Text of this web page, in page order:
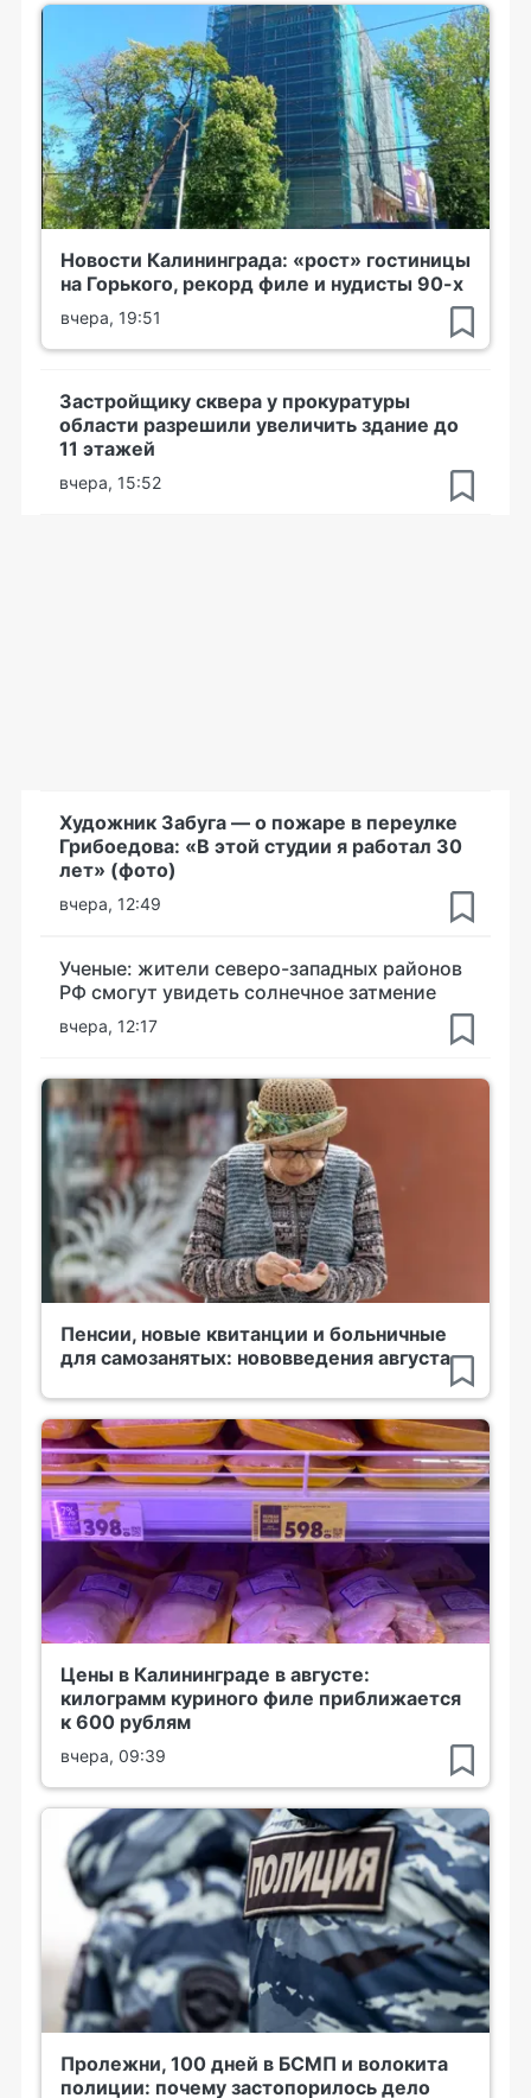
Новости Калининграда: «рост» гостиницы
на Горького, рекорд филе и нудисты 90-х
вчера, 19:51
Застройщику сквера у прокуратуры
области разрешили увеличить здание до
11 этажей
вчера, 15:52
Художник Забуга — о пожаре в переулке
Грибоедова: «В этой студии я работал 30
лет» (фото)
вчера, 12:49
Ученые: жители северо-западных районов
РФ смогут увидеть солнечное затмение
вчера, 12:17
Пенсии, новые квитанции и больничные
для самозанятых: нововведения августа
Цены в Калининграде в августе:
килограмм куриного филе приближается
к 600 рублям
вчера, 09:39
Пролежни, 100 дней в БСМП и волокита
полиции: почему застопорилось дело